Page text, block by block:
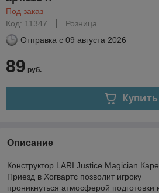
Под заказ
Код: 11347
Розница
Отправка с 09 августа 2026
89 руб.
Купить
Описание
Конструктор LARI Justice Magician
Приезд в Хогвартс позволит игроку
проникнуться атмосферой подготовки